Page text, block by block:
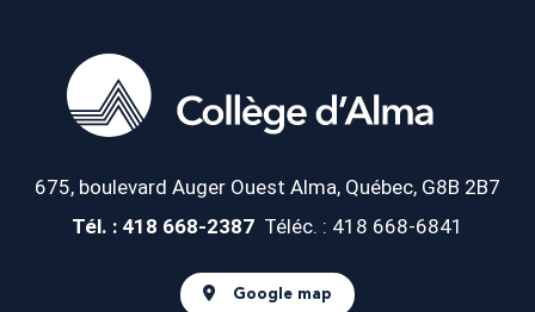
675, boulevard Auger Ouest Alma, Québec, G8B 2B7
Tél. : 418 668-2387 Téléc. : 418 668-6841
Google map